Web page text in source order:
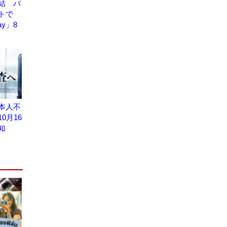
結 バ
で
」8
人不
月16